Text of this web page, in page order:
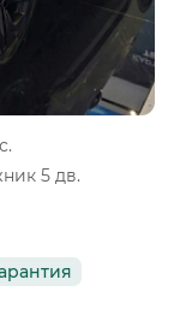
5 дв.